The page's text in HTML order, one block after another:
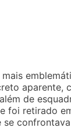
aparente,
de
foi retirado
se